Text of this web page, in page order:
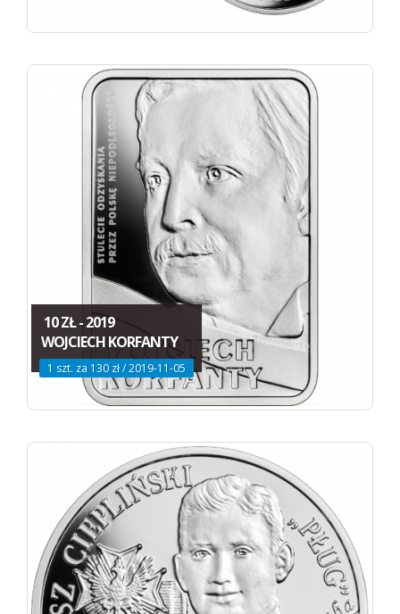
10 ZŁ - 2019
WOJCIECH KORFANTY
1 szt. za 130 zł / 2019-11-05